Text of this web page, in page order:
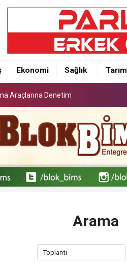
Ekonomi Sağlık Tarım
Araçlarına Denetim
Araçlarına Denetim
Araçlarına Denetim
Arama